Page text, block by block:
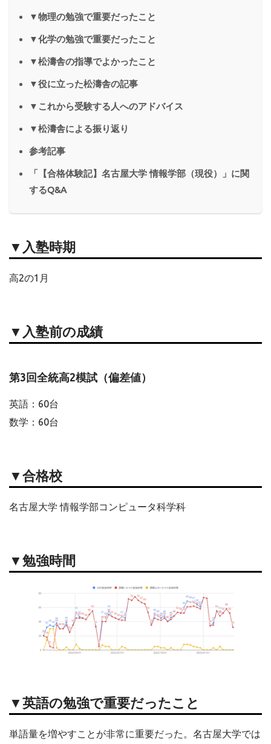
▼物理の勉強で重要だったこと
▼化学の勉強で重要だったこと
▼松濤舎の指導でよかったこと
▼役に立った松濤舎の記事
▼これから受験する人へのアドバイス
▼松濤舎による振り返り
参考記事
「【合格体験記】名古屋大学 情報学部（現役）」に関
するQ&A
▼入塾時期
高2の1月
▼入塾前の成績
第3回全統高2模試（偏差値）
英語：60台
数学：60台
▼合格校
名古屋大学 情報学部コンピュータ科学科
▼ 勉強時間
▼英語の勉強で重要だったこと
単語量を増やすことが非常に重要だった。名古屋大学では